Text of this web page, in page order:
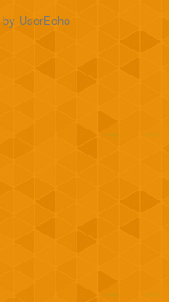
by UserEcho